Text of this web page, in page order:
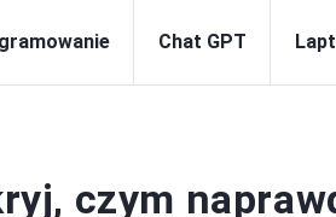
Chat GPT
czym